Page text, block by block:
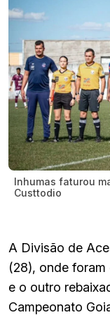
Inhumas faturou
Custtodio
A Divisão de
(28), onde
e o outro
Campeonato